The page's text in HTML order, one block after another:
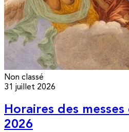
Non classé
31 juillet 2026
Horaires des
2026